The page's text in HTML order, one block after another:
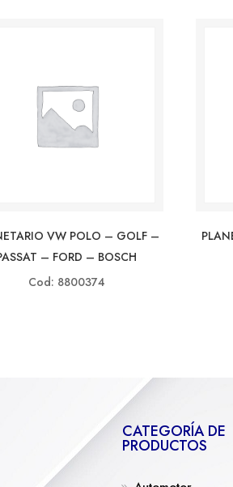
VW POLO – GOLF –
– FORD – BOSCH
Cod: 8800374
CATEGORÍA DE
PRODUCTOS